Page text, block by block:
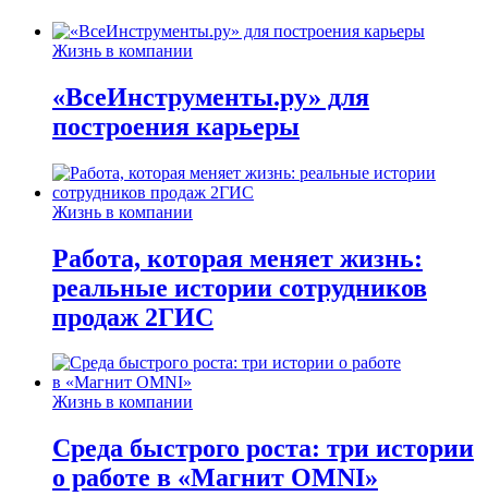
Жизнь в компании
«ВсеИнструменты.ру» для
построения карьеры
Жизнь в компании
Работа, которая меняет жизнь:
реальные истории сотрудников
продаж 2ГИС
Жизнь в компании
Среда быстрого роста: три истории
о работе в «Магнит OMNI»